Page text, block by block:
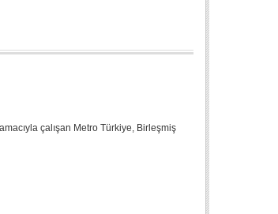
çalışan Metro Türkiye, Birleşmiş